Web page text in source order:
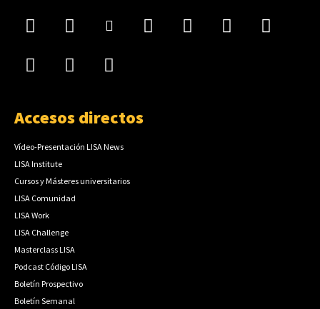
Accesos directos
Vídeo-Presentación LISA News
LISA Institute
Cursos y Másteres universitarios
LISA Comunidad
LISA Work
LISA Challenge
Masterclass LISA
Podcast Código LISA
Boletín Prospectivo
Boletín Semanal